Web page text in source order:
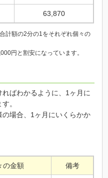
63,870
計額の2分の1をそれぞれ個々の
円と割安になっています。
ばわかるように、1ヶ月に
。
場合、1ヶ月にいくらかか
の金額 備考